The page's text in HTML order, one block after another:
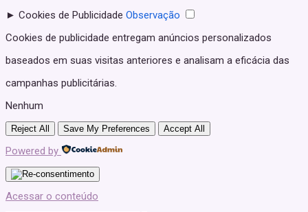
► Cookies de Publicidade Observação
Cookies de publicidade entregam anúncios personalizados
baseados em suas visitas anteriores e analisam a eficácia das
campanhas publicitárias.
Nenhum
Reject All Save My Preferences Accept All
Powered by
Acessar o conteúdo